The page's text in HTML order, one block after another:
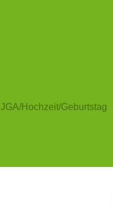
JGA/Hochzeit/Geburtstag